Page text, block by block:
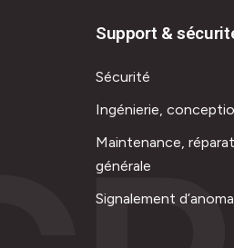
Support &
Sécurité
Ingénierie,
Maintenance,
générale
Signalement